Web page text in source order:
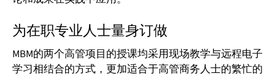
为在职专业人士量身订做
MBM的两个高管项目的授课均采用现场教学与远程电子
学习相结合的方式，更加适合于高管商务人士的繁忙的